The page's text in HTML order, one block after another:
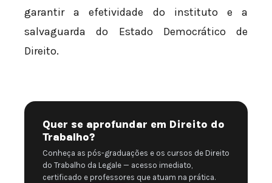
garantir a efetividade do instituto e a
salvaguarda do Estado Democrático de
Direito.
Quer se aprofundar em Direito do
Trabalho?
Conheça as pós-graduações e os cursos de Direito
do Trabalho da Legale — acesso imediato,
certificado e professores que atuam na prática.